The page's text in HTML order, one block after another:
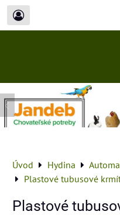
Úvod Hydina
Plastové tubusové
Plastové